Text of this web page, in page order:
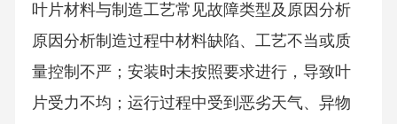
叶片材料与制造工艺常见故障类型及原因分析
原因分析制造过程中材料缺陷、工艺不当或质
量控制不严；安装时未按照要求进行，导致叶
片受力不均；运行过程中受到恶劣天气、异物